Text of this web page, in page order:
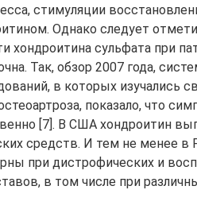
стимуляции
Однако следует
хондроитина сульфата при
Так, обзор 2007 года,
в которых изучались
показало, что
[7]. В США хондроитин
средств. И тем не менее в
при дистрофических и
в том числе при